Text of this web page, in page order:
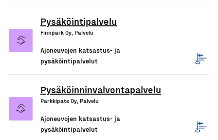
Pysäköintipalvelu
Finnpark Oy, Palvelu
Ajoneuvojen katsastus- ja
pysäköintipalvelut
Pysäköinninvalvontapalvelu
Parkkipate Oy, Palvelu
Ajoneuvojen katsastus- ja
pysäköintipalvelut